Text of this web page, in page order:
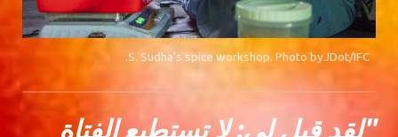
S. Sudha's spice workshop. Photo byJDot/IFC.
"لقد قيل لي: لا تستطيع الفتاة